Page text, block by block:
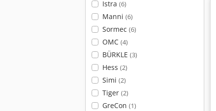
Istra (6)
Manni (6)
Sormec (6)
OMC (4)
BÜRKLE (3)
Hess (2)
Simi (2)
Tiger (2)
GreCon (1)